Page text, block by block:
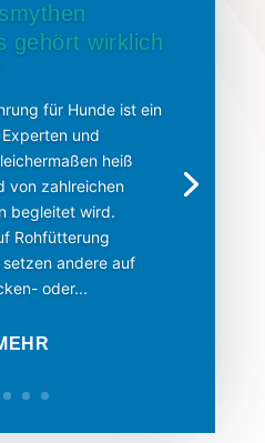
gehört wirklich
für Hunde ist ein
und
heiß
von zahlreichen
begleitet wird.
Rohfütterung
setzen andere auf
oder...